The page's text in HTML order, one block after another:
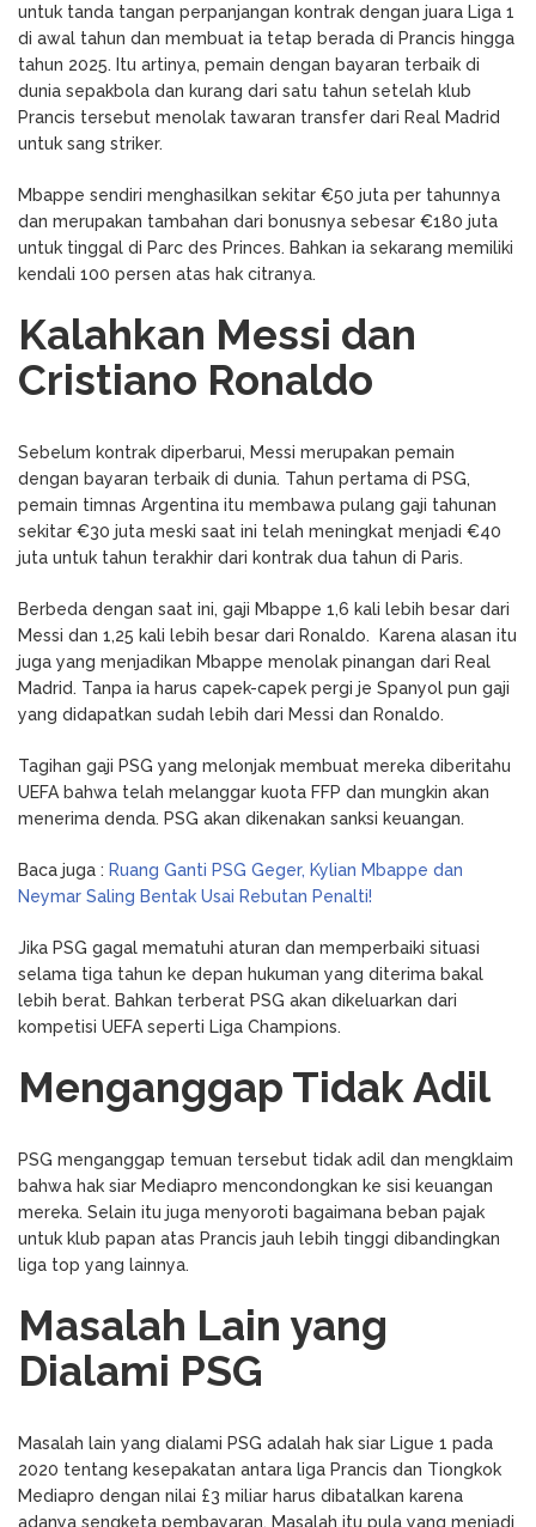
untuk tanda tangan perpanjangan kontrak dengan juara Liga 1
di awal tahun dan membuat ia tetap berada di Prancis hingga
tahun 2025. Itu artinya, pemain dengan bayaran terbaik di
dunia sepakbola dan kurang dari satu tahun setelah klub
Prancis tersebut menolak tawaran transfer dari Real Madrid
untuk sang striker.
Mbappe sendiri menghasilkan sekitar €50 juta per tahunnya
dan merupakan tambahan dari bonusnya sebesar €180 juta
untuk tinggal di Parc des Princes. Bahkan ia sekarang memiliki
kendali 100 persen atas hak citranya.
Kalahkan Messi dan
Cristiano Ronaldo
Sebelum kontrak diperbarui, Messi merupakan pemain
dengan bayaran terbaik di dunia. Tahun pertama di PSG,
pemain timnas Argentina itu membawa pulang gaji tahunan
sekitar €30 juta meski saat ini telah meningkat menjadi €40
juta untuk tahun terakhir dari kontrak dua tahun di Paris.
Berbeda dengan saat ini, gaji Mbappe 1,6 kali lebih besar dari
Messi dan 1,25 kali lebih besar dari Ronaldo. Karena alasan itu
juga yang menjadikan Mbappe menolak pinangan dari Real
Madrid. Tanpa ia harus capek-capek pergi je Spanyol pun gaji
yang didapatkan sudah lebih dari Messi dan Ronaldo.
Tagihan gaji PSG yang melonjak membuat mereka diberitahu
UEFA bahwa telah melanggar kuota FFP dan mungkin akan
menerima denda. PSG akan dikenakan sanksi keuangan.
Baca juga : Ruang Ganti PSG Geger, Kylian Mbappe dan
Neymar Saling Bentak Usai Rebutan Penalti!
Jika PSG gagal mematuhi aturan dan memperbaiki situasi
selama tiga tahun ke depan hukuman yang diterima bakal
lebih berat. Bahkan terberat PSG akan dikeluarkan dari
kompetisi UEFA seperti Liga Champions.
Menganggap Tidak Adil
PSG menganggap temuan tersebut tidak adil dan mengklaim
bahwa hak siar Mediapro mencondongkan ke sisi keuangan
mereka. Selain itu juga menyoroti bagaimana beban pajak
untuk klub papan atas Prancis jauh lebih tinggi dibandingkan
liga top yang lainnya.
Masalah Lain yang
Dialami PSG
Masalah lain yang dialami PSG adalah hak siar Ligue 1 pada
2020 tentang kesepakatan antara liga Prancis dan Tiongkok
Mediapro dengan nilai £3 miliar harus dibatalkan karena
adanya sengketa pembayaran. Masalah itu pula yang menjadi